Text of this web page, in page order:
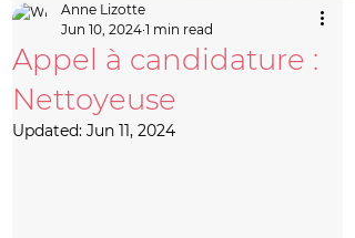
Appel à candidature :
Nettoyeuse
Anne Lizotte
Jun 10, 2024 1 min read
Updated: Jun 11, 2024